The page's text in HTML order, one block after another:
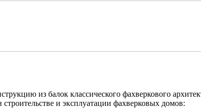
из балок классического фахверкового
и эксплуатации фахверковых домов: